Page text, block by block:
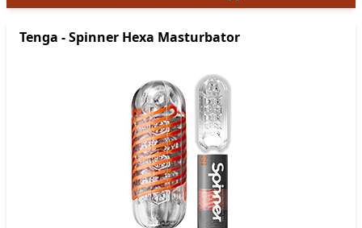
Tenga - Spinner Hexa Masturbator